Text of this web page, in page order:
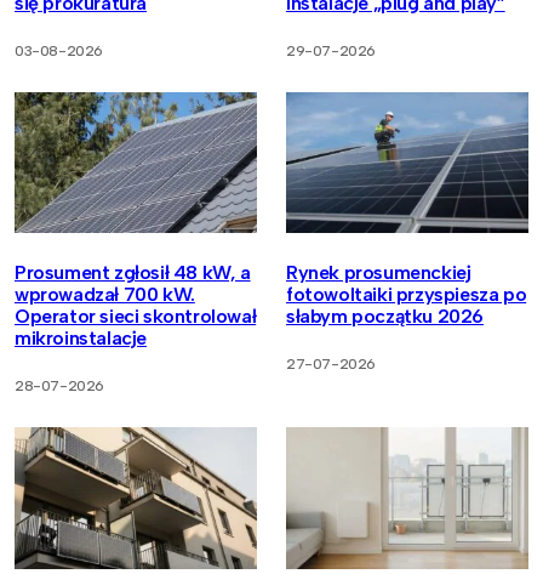
03-08-2026 29-07-2026
Prosument zgłosił 48 kW, a
wprowadzał 700 kW.
Operator sieci skontrolował
mikroinstalacje
28-07-2026
Rynek prosumenckiej
fotowoltaiki przyspiesza po
słabym początku 2026
27-07-2026